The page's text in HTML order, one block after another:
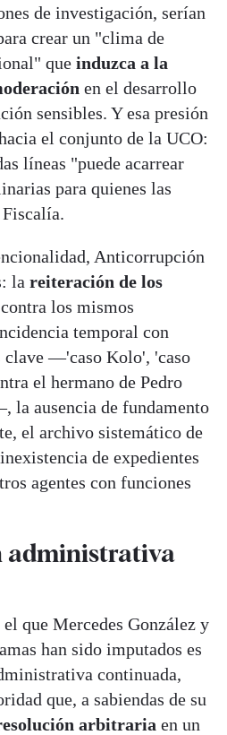
de investigación, serían
crear un "clima de
que induzca a la
en el desarrollo
sensibles. Y esa presión
el conjunto de la UCO:
líneas "puede acarrear
para quienes las
Anticorrupción
la reiteración de los
los mismos
temporal con
clave —'caso Kolo', 'caso
el hermano de Pedro
la ausencia de fundamento
el archivo sistemático de
de expedientes
agentes con funciones
administrativa
que Mercedes González y
han sido imputados es
continuada,
que, a sabiendas de su
arbitraria en un